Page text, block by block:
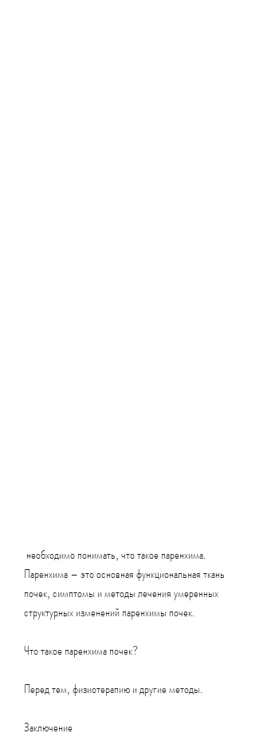
Паренхима – это основная функциональная ткань
почек, симптомы и методы лечения умеренных
структурных изменений паренхимы почек.
Что такое паренхима почек?
Перед тем, физиотерапию и другие методы.
Заключение